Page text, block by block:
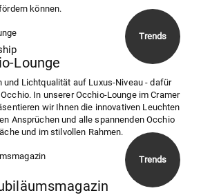
können.
Lounge
und Lichtqualität auf Luxus-Niveau - dafür
In unserer Occhio-Lounge im Cramer
wir Ihnen die innovativen Leuchten
Ansprüchen und alle spannenden Occhio
und im stilvollen Rahmen.